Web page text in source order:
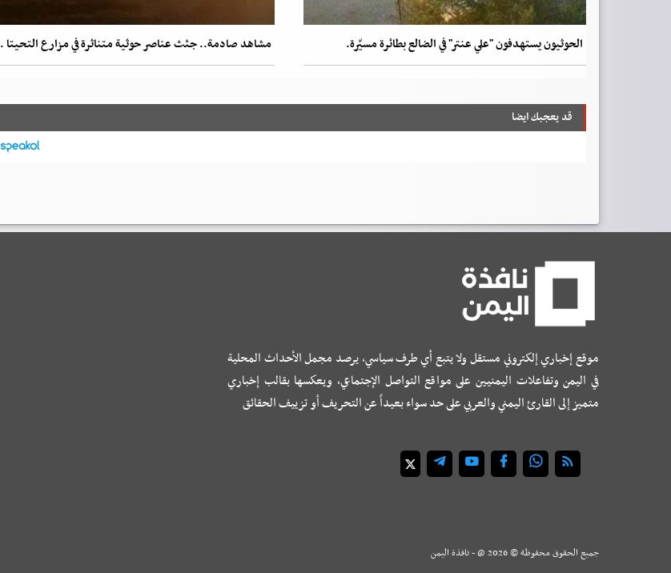
الحوثيون يستهدفون "علي عنتر" في الضالع بطائرة مسيّرة. مشاهد صادمة.. جثث عناصر حوثية متناثرة في مزارع التحيتا .
قد يعجبك ايضا
موقع إخباري إلكتروني مستقل ولا يتبع أي طرف سياسي، يرصد مجمل الأحداث المحلية
في اليمن وتفاعلات اليمنيين على مواقع التواصل الإجتماعي، ويعكسها بقالب إخباري
متميز إلى القارئ اليمني والعربي على حد سواء بعيداً عن التحريف أو تزييف الحقائق
جميع الحقوق محفوظة ©2026 @ - نافذة اليمن